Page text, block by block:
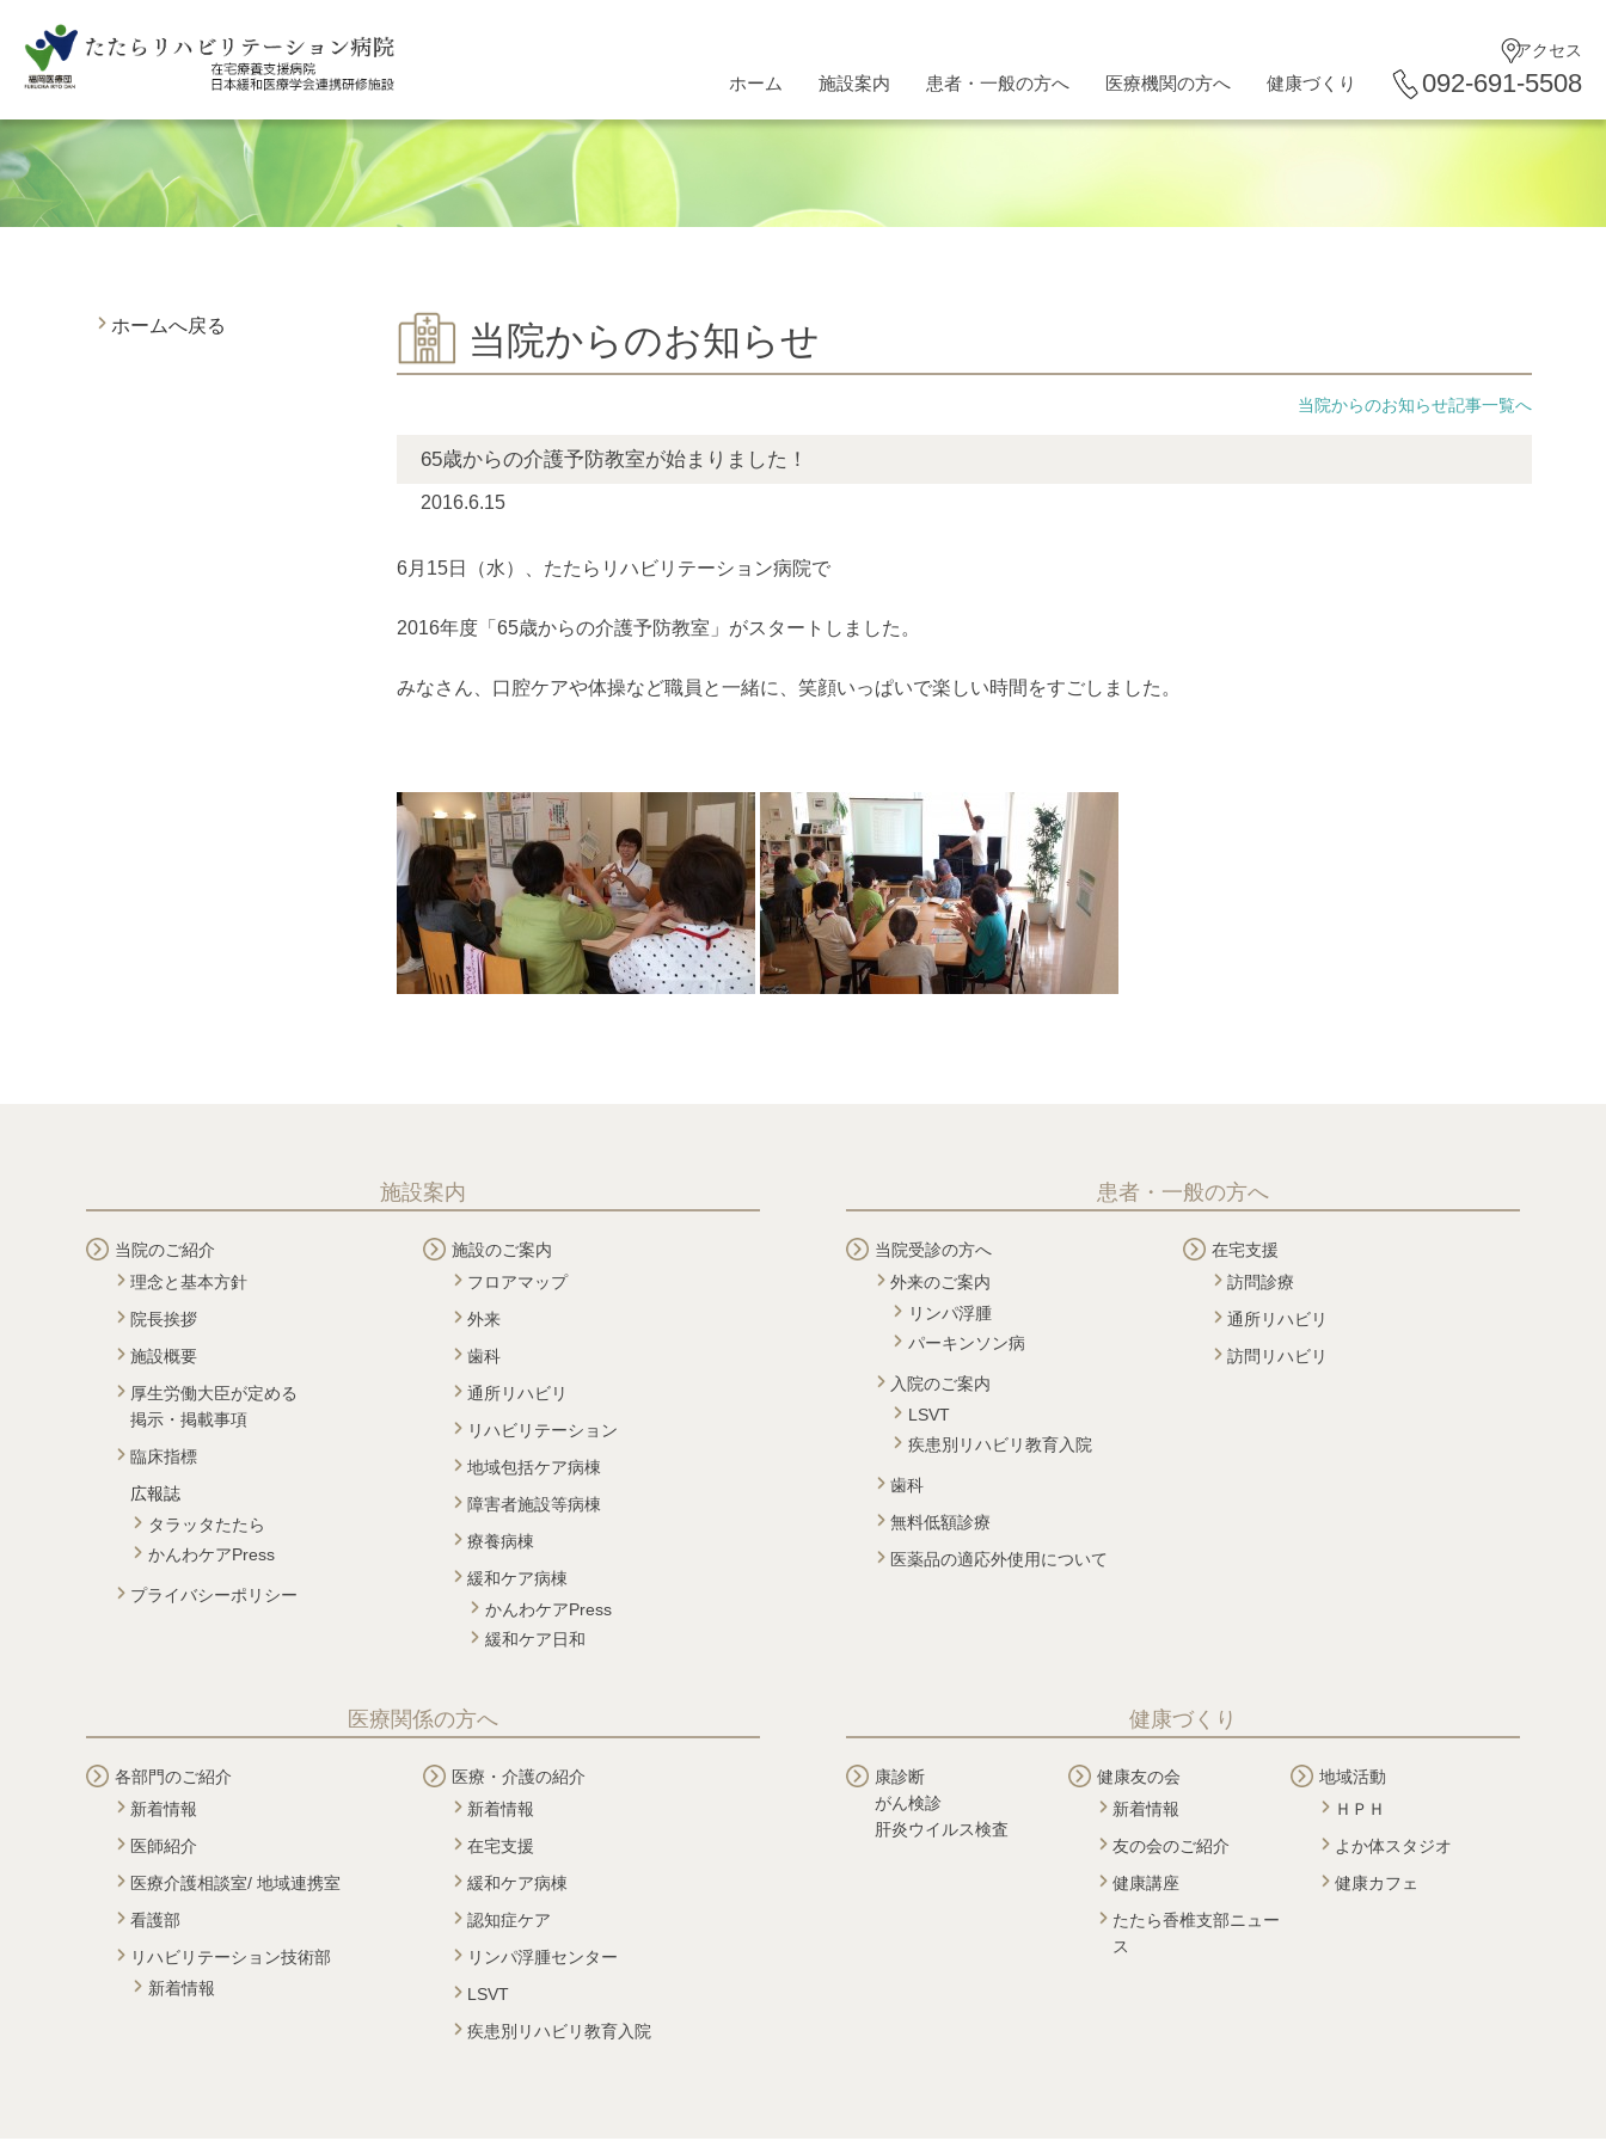
ホーム 施設案内 患者・一般の方へ 医療機関の方へ 健康づくり
アクセス
092-691-5508
ホームへ戻る 当院からのお知らせ
当院からのお知らせ記事一覧へ
65歳からの介護予防教室が始まりました！
2016.6.15
6月15日（水）、たたらリハビリテーション病院で
2016年度「65歳からの介護予防教室」がスタートしました。
みなさん、口腔ケアや体操など職員と一緒に、笑顔いっぱいで楽しい時間をすごしました。
施設案内
当院のご紹介
理念と基本方針
院長挨拶
施設概要
厚生労働大臣が定める
掲示・掲載事項
臨床指標
広報誌
タラッタたたら
かんわケアPress
プライバシーポリシー
施設のご案内
フロアマップ
外来
歯科
通所リハビリ
リハビリテーション
地域包括ケア病棟
障害者施設等病棟
療養病棟
緩和ケア病棟
かんわケアPress
緩和ケア日和
患者・一般の方へ
当院受診の方へ
外来のご案内
リンパ浮腫
パーキンソン病
入院のご案内
LSVT
疾患別リハビリ教育入院
歯科
無料低額診療
医薬品の適応外使用について
在宅支援
訪問診療
通所リハビリ
訪問リハビリ
医療関係の方へ
各部門のご紹介
新着情報
医師紹介
医療介護相談室/ 地域連携室
看護部
リハビリテーション技術部
新着情報
医療・介護の紹介
新着情報
在宅支援
緩和ケア病棟
認知症ケア
リンパ浮腫センター
LSVT
疾患別リハビリ教育入院
健康づくり
康診断
がん検診
肝炎ウイルス検査
健康友の会
新着情報
友の会のご紹介
健康講座
たたら香椎支部ニュー
ス
地域活動
ＨＰＨ
よか体スタジオ
健康カフェ